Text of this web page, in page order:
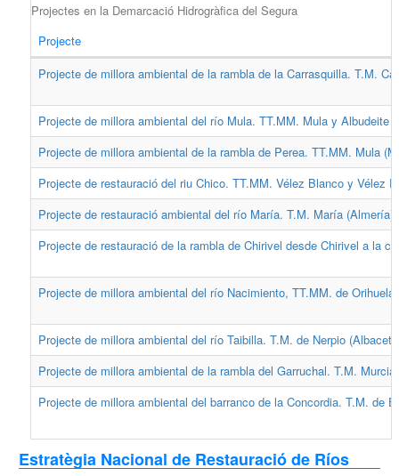
Projectes en la Demarcació Hidrogràfica del Segura
Projecte
Projecte de millora ambiental de la rambla de la Carrasquilla. T.M.
Projecte de millora ambiental del río Mula. TT.MM. Mula y Albudeite
Projecte de millora ambiental de la rambla de Perea. TT.MM. Mula
Projecte de restauració del riu Chico. TT.MM. Vélez Blanco y Vélez
Projecte de restauració ambiental del río María. T.M. María (Almería).
Projecte de restauració de la rambla de Chirivel desde Chirivel a la
Projecte de millora ambiental del río Nacimiento, TT.MM. de
Projecte de millora ambiental del río Taibilla. T.M. de Nerpio
Projecte de millora ambiental de la rambla del Garruchal. T.M. Murcia.
Projecte de millora ambiental del barranco de la Concordia. T.M. de
Estratègia Nacional de Restauració de Ríos